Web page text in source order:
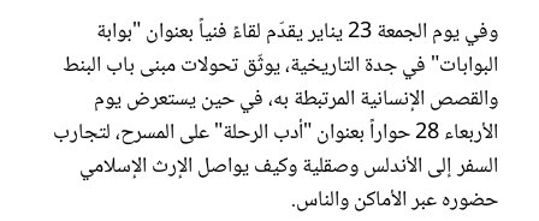
وفي يوم الجمعة 23 يناير يقدّم لقاءً فنياً بعنوان "بوابة
البوابات" في جدة التاريخية، يوثّق تحولات مبنى باب البنط
والقصص الإنسانية المرتبطة به، في حين يستعرض يوم
الأربعاء 28 حواراً بعنوان "أدب الرحلة" على المسرح، لتجارب
السفر إلى الأندلس وصقلية وكيف يواصل الإرث الإسلامي
حضوره عبر الأماكن والناس.